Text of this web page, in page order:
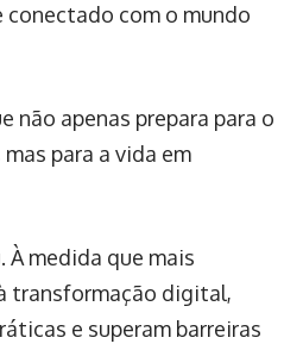
conectado com o mundo
não apenas prepara para o
para a vida em
À medida que mais
transformação digital,
e superam barreiras